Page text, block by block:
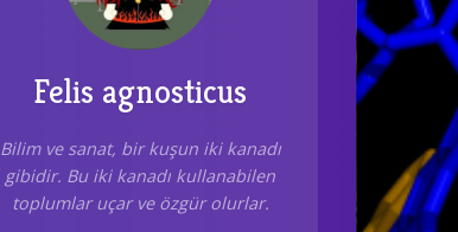
Felis agnosticus
Bilim ve sanat, bir kuşun iki kanadı
gibidir. Bu iki kanadı kullanabilen
toplumlar uçar ve özgür olurlar.